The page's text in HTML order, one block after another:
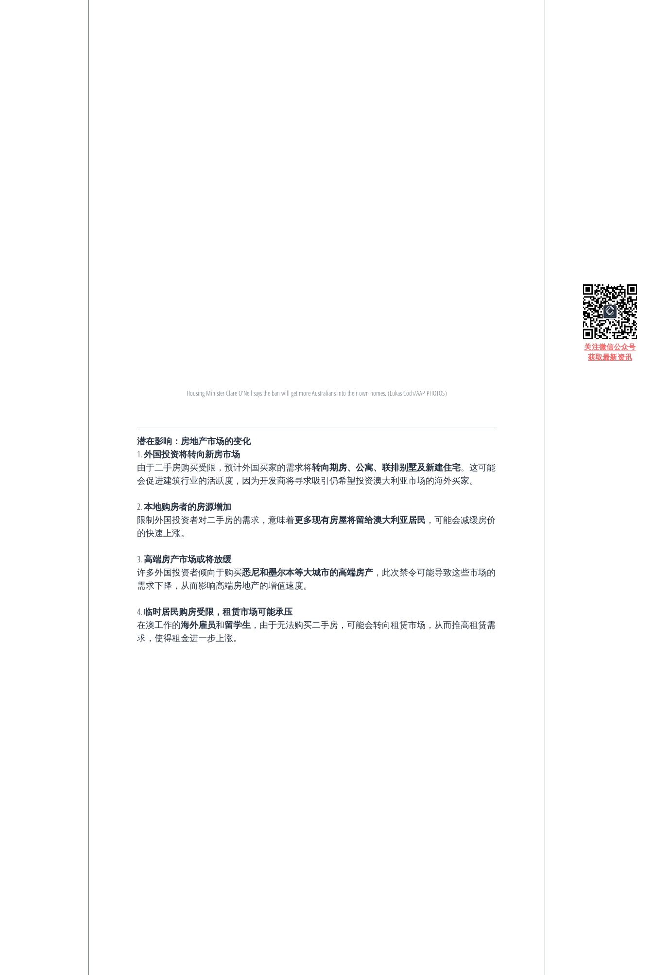
​关注微信公众号
获取最新资讯
Housing Minister Clare O'Neil says the ban will get more Australians into their own homes. (Lukas Coch/AAP PHOTOS)
潜在影响：房地产市场的变化
1. 外国投资将转向新房市场
由于二手房购买受限，预计外国买家的需求将转向期房、公寓、联排别墅及新建住宅。这可能
会促进建筑行业的活跃度，因为开发商将寻求吸引仍希望投资澳大利亚市场的海外买家。
2. 本地购房者的房源增加
限制外国投资者对二手房的需求，意味着更多现有房屋将留给澳大利亚居民 ，可能会减缓房价
的快速上涨。
3. 高端房产市场或将放缓
许多外国投资者倾向于购买悉尼和墨尔本等大城市的高端房产 ，此次禁令可能导致这些市场的
需求下降，从而影响高端房地产的增值速度。
4. 临时居民购房受限，租赁市场可能承压
在澳工作的海外雇员和留学生 ，由于无法购买二手房，可能会转向租赁市场，从而推高租赁需
求，使得租金进一步上涨。